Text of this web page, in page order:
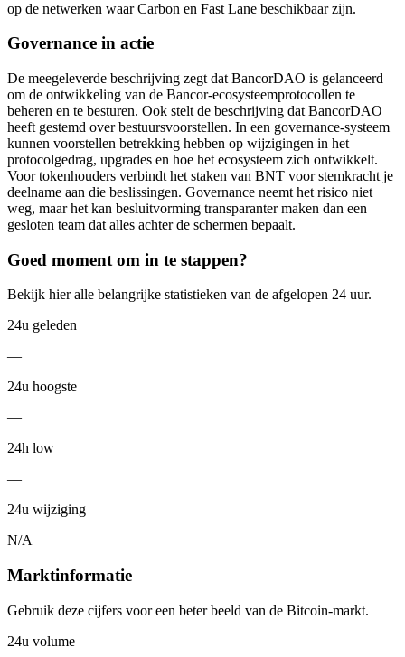
op de netwerken waar Carbon en Fast Lane beschikbaar zijn.
Governance in actie
De meegeleverde beschrijving zegt dat BancorDAO is gelanceerd
om de ontwikkeling van de Bancor-ecosysteemprotocollen te
beheren en te besturen. Ook stelt de beschrijving dat BancorDAO
heeft gestemd over bestuursvoorstellen. In een governance-systeem
kunnen voorstellen betrekking hebben op wijzigingen in het
protocolgedrag, upgrades en hoe het ecosysteem zich ontwikkelt.
Voor tokenhouders verbindt het staken van BNT voor stemkracht je
deelname aan die beslissingen. Governance neemt het risico niet
weg, maar het kan besluitvorming transparanter maken dan een
gesloten team dat alles achter de schermen bepaalt.
Goed moment om in te stappen?
Bekijk hier alle belangrijke statistieken van de afgelopen 24 uur.
24u geleden
—
24u hoogste
—
24h low
—
24u wijziging
N/A
Marktinformatie
Gebruik deze cijfers voor een beter beeld van de Bitcoin-markt.
24u volume